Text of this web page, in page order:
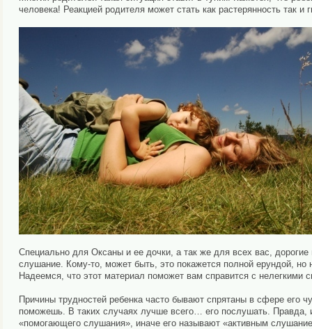
человека! Реакцией родителя может стать как растерянность так и
Специально для Оксаны и ее дочки, а так же для всех вас,
слушание. Кому-то, может быть, это покажется полной ерундой,
Надеемся, что этот материал поможет вам справится с нелегкими
Причины трудностей ребенка часто бывают спрятаны в сфере его
поможешь. В таких случаях лучше всего… его послушать.
«помогающего слушания», иначе его называют «активным